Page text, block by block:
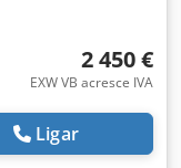
2 450 €
EXW VB acresce IVA
Ligar